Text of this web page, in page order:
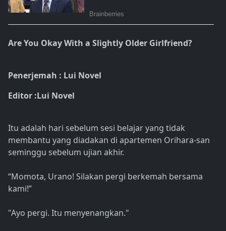
Are You Okay With a Slightly Older Girlfriend?
Penerjemah : Lui Novel
Editor :Lui Novel
Itu adalah hari sebelum sesi belajar yang tidak
membantu yang diadakan di apartemen Orihara-san
seminggu sebelum ujian akhir.
“Momota, Urano! Silakan pergi berkemah bersama
kami!”
"Ayo pergi. Itu menyenangkan."